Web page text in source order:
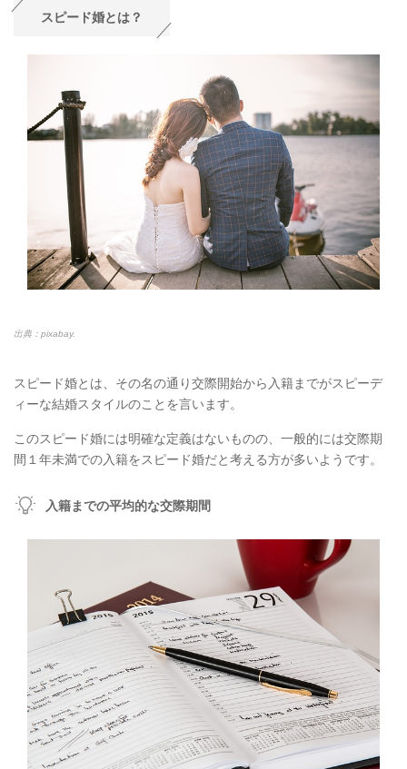
スピード婚とは？
出典：pixabay.
スピード婚とは、その名の通り交際開始から入籍までがスピーデ
ィーな結婚スタイルのことを言います。
このスピード婚には明確な定義はないものの、一般的には交際期
間１年未満での入籍をスピード婚だと考える方が多いようです。
入籍までの平均的な交際期間